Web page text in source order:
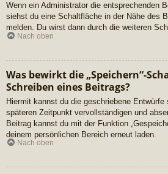
Wenn ein Administrator die entsprechenden
siehst du eine Schaltfläche in der Nähe des
melden. Du wirst dann durch die weiteren
Nach oben
Was bewirkt die „Speichern“-
Schreiben eines Beitrags?
Hiermit kannst du die geschriebene Entwürfe
späteren Zeitpunkt vervollständigen und
Beitrag kannst du mit der Funktion
deinem persönlichen Bereich erneut laden.
Nach oben